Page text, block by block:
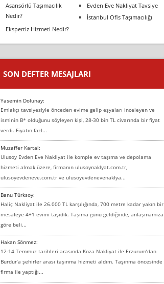
Asansörlü Taşımacılık
Nedir?
Evden Eve Nakliyat Tavsiye
İstanbul Ofis Taşımacılığı
Ekspertiz Hizmeti Nedir?
SON DEFTER MESAJLARI
Yasemin Dolunay:
Emlakçı tavsiyesiyle önceden evime gelip eşyaları inceleyen ve
isminin B* olduğunu söyleyen kişi, 28-30 bin TL civarında bir fiyat
verdi. Fiyatın fazl...
Muzaffer Kartal:
Ulusoy Evden Eve Nakliyat ile komple ev taşıma ve depolama
hizmeti almak üzere, firmanın ulusoynaklyat.com.tr,
ulusoyevdeneve.com.tr ve ulusoyevdenevenaklya...
Banu Türksoy:
Haliç Nakliyat ile 26.000 TL karşılığında, 700 metre kadar yakın bir
mesafeye 4+1 evimi taşıdık. Taşıma günü geldiğinde, anlaşmamıza
göre beli...
Hakan Sönmez:
12-14 Temmuz tarihleri arasında Koza Nakliyat ile Erzurum’dan
Burdur’a şehirler arası taşınma hizmeti aldım. Taşınma öncesinde
firma ile yaptığı...